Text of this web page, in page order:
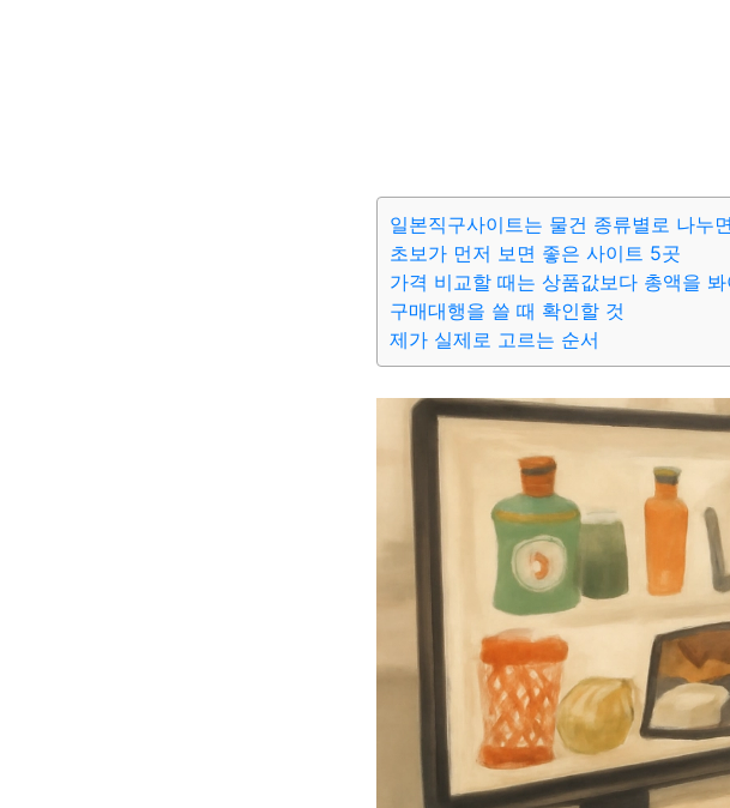
일본직구사이트는 물건 종류별로 나누
초보가 먼저 보면 좋은 사이트 5곳
가격 비교할 때는 상품값보다 총액을
구매대행을 쓸 때 확인할 것
제가 실제로 고르는 순서